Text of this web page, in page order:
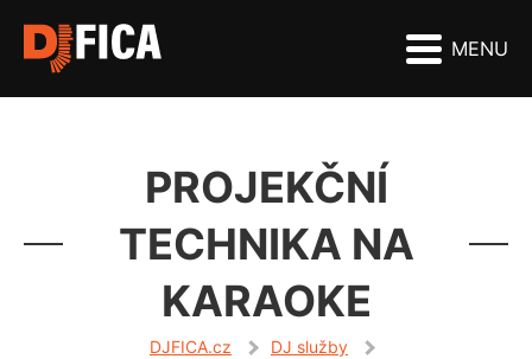
MENU
PROJEKČNÍ
TECHNIKA NA
KARAOKE
DJFICA.cz
DJ služby